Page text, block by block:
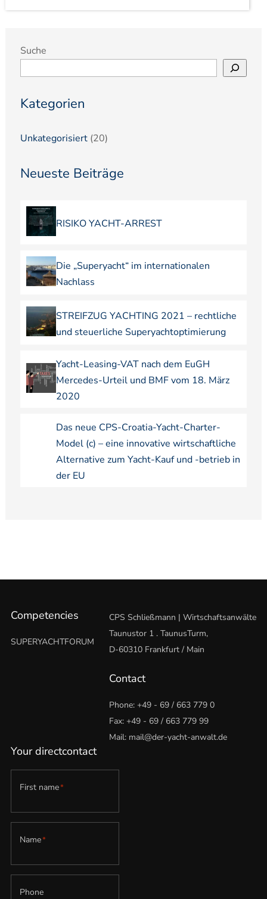
Suche
Kategorien
Unkategorisiert(20)
Neueste Beiträge
RISIKO YACHT-ARREST
Die „Superyacht“ im internationalen
Nachlass
STREIFZUG YACHTING 2021 – rechtliche
und steuerliche Superyachtoptimierung
Yacht-Leasing-VAT nach dem EuGH
Mercedes-Urteil und BMF vom 18. März
2020
Das neue CPS-Croatia-Yacht-Charter-
Model (c) – eine innovative wirtschaftliche
Alternative zum Yacht-Kauf und -betrieb in
der EU
Competencies
SUPERYACHTFORUM
CPS Schließmann | Wirtschaftsanwälte
Taunustor 1 . TaunusTurm,
D-60310 Frankfurt / Main
Contact
Phone: +49 - 69 / 663 779 0
Fax: +49 - 69 / 663 779 99
Mail: mail@der-yacht-anwalt.de
Your directcontact
First name*
Name*
Phone